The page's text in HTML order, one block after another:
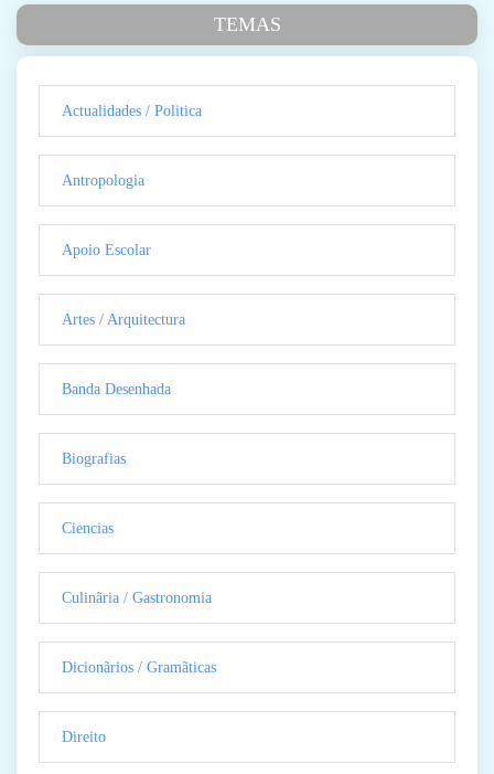
TEMAS
Actualidades / Politica
Antropologia
Apoio Escolar
Artes / Arquitectura
Banda Desenhada
Biografias
Ciencias
Culinãria / Gastronomia
Dicionãrios / Gramãticas
Direito